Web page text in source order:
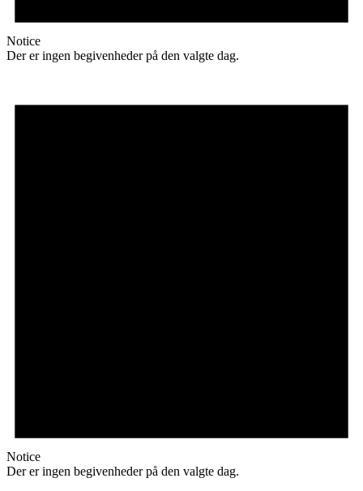
Notice
Der er ingen begivenheder på den valgte dag.
Notice
Der er ingen begivenheder på den valgte dag.